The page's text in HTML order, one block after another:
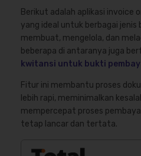
Berikut adalah aplikasi invoice
yang ideal untuk berbagai jenis
membuat, mengelola, dan
beberapa di antaranya juga
kwitansi untuk bukti
Fitur ini membantu proses
lebih rapi, meminimalkan
mempercepat proses
tetap lancar dan tertata.